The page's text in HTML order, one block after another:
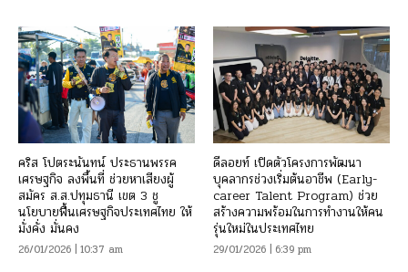
คริส โปตระนันทน์ ประธานพรรค
เศรษฐกิจ ลงพื้นที่ ช่วยหาเสียงผู้
สมัคร ส.ส.ปทุมธานี เขต 3 ชู
นโยบายฟื้นเศรษฐกิจประเทศไทย ให้
มั่งคั่ง มั่นคง
26/01/2026 | 10:37 am
ดีลอยท์ เปิดตัวโครงการพัฒนา
บุคลากรช่วงเริ่มต้นอาชีพ (Early-
career Talent Program) ช่วย
สร้างความพร้อมในการทำงานให้คน
รุ่นใหม่ในประเทศไทย
29/01/2026 | 6:39 pm